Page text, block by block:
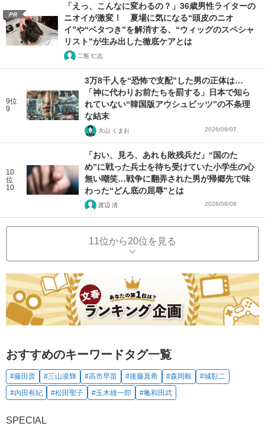
PR
「えっ、こんなに変わるの？」36歳男性ライターの
ニオイが激変！ 夏場に気になる“頭皮のニオ
イ”や“ベタつき”を解消する、“ウィッグのスペシャ
リスト”が生み出した徹底ケアとは
二瓶 仁志
9位
9
3万8千人を“恐怖で支配”した男の正体は…
「神に代わりお前たちを罰する」日本で知ら
れていない“韓国版アウシュビッツ”の不条理
な結末
大山 くまお 2026/08/07
10
位
10
「おい、見ろ、あれも敗残兵だ」“国のた
め”に戦った兵士を待ち受けていた小学生の心
無い嘲笑…戦争に翻弄された男が帰郷先で味
わった“どん底の屈辱”とは
渡辺 清 2026/08/08
11位から20位を見る
おすすめのキーワードタグ一覧
#藤田晋 #三山凌輝 #高市早苗 #後藤真希 #森岡毅
#城彰二
#内田有紀
#松田聖子 #玉木雄一郎 #亀和田武
SPECIAL